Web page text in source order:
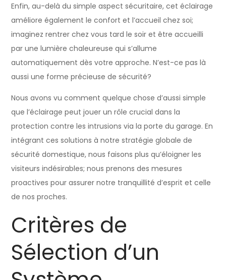
Enfin, au-delà du simple aspect sécuritaire, cet éclairage
améliore également le confort et l’accueil chez soi;
imaginez rentrer chez vous tard le soir et être accueilli
par une lumière chaleureuse qui s’allume
automatiquement dès votre approche. N’est-ce pas là
aussi une forme précieuse de sécurité?
Nous avons vu comment quelque chose d’aussi simple
que l’éclairage peut jouer un rôle crucial dans la
protection contre les intrusions via la porte du garage. En
intégrant ces solutions à notre stratégie globale de
sécurité domestique, nous faisons plus qu’éloigner les
visiteurs indésirables; nous prenons des mesures
proactives pour assurer notre tranquillité d’esprit et celle
de nos proches.
Critères de
Sélection d’un